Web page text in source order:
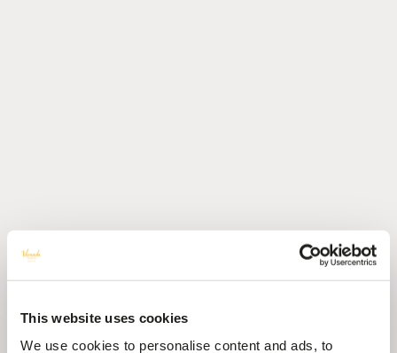
This website uses cookies
We use cookies to personalise content and ads, to